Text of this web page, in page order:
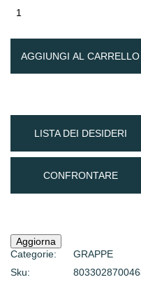
AGGIUNGI AL CARRELLO
LISTA DEI DESIDERI
CONFRONTARE
Categorie:
GRAPPE
Sku: